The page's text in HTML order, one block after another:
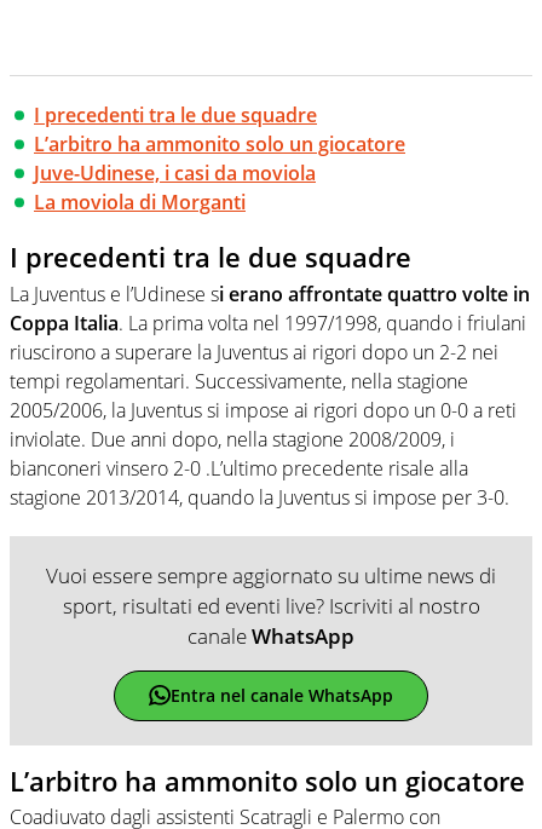
I precedenti tra le due squadre
L’arbitro ha ammonito solo un giocatore
Juve-Udinese, i casi da moviola
La moviola di Morganti
I precedenti tra le due squadre
La Juventus e l’Udinese si erano affrontate quattro volte in
Coppa Italia. La prima volta nel 1997/1998, quando i friulani
riuscirono a superare la Juventus ai rigori dopo un 2-2 nei
tempi regolamentari. Successivamente, nella stagione
2005/2006, la Juventus si impose ai rigori dopo un 0-0 a reti
inviolate. Due anni dopo, nella stagione 2008/2009, i
bianconeri vinsero 2-0 .L’ultimo precedente risale alla
stagione 2013/2014, quando la Juventus si impose per 3-0.
Vuoi essere sempre aggiornato su ultime news di
sport, risultati ed eventi live? Iscriviti al nostro
canaleWhatsApp
Entra nel canale WhatsApp
L’arbitro ha ammonito solo un giocatore
Coadiuvato dagli assistenti Scatragli e Palermo con